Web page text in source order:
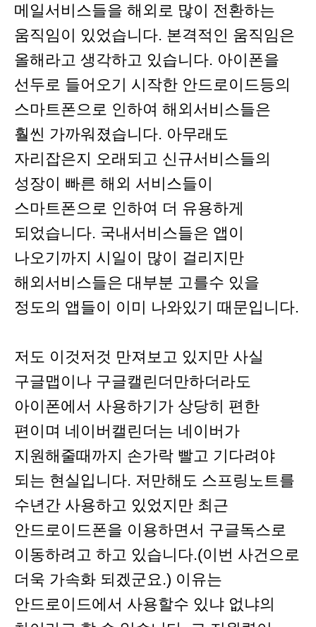
메일서비스들을 해외로 많이 전환하는
움직임이 있었습니다. 본격적인 움직임은
올해라고 생각하고 있습니다. 아이폰을
선두로 들어오기 시작한 안드로이드등의
스마트폰으로 인하여 해외서비스들은
훨씬 가까워졌습니다. 아무래도
자리잡은지 오래되고 신규서비스들의
성장이 빠른 해외 서비스들이
스마트폰으로 인하여 더 유용하게
되었습니다. 국내서비스들은 앱이
나오기까지 시일이 많이 걸리지만
해외서비스들은 대부분 고를수 있을
정도의 앱들이 이미 나와있기 때문입니다.
저도 이것저것 만져보고 있지만 사실
구글맵이나 구글캘린더만하더라도
아이폰에서 사용하기가 상당히 편한
편이며 네이버캘린더는 네이버가
지원해줄때까지 손가락 빨고 기다려야
되는 현실입니다. 저만해도 스프링노트를
수년간 사용하고 있었지만 최근
안드로이드폰을 이용하면서 구글독스로
이동하려고 하고 있습니다.(이번 사건으로
더욱 가속화 되겠군요.) 이유는
안드로이드에서 사용할수 있냐 없냐의